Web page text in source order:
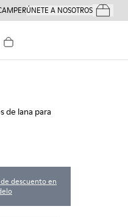
ÚNETE A NOSOTROSTus
de lana para
descuento en